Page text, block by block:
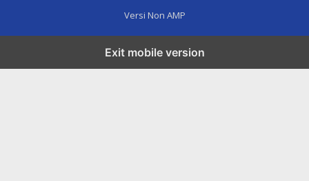
Versi Non AMP
Exit mobile version